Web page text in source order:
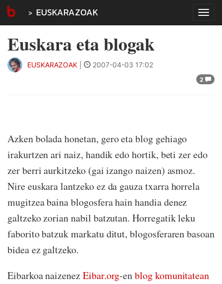
EUSKARAZOAK
Euskara eta blogak
EUSKARAZOAK 2007-04-03 17:02
2
Azken bolada honetan, gero eta blog gehiago
irakurtzen ari naiz, handik edo hortik, beti zer edo
zer berri aurkitzeko (gai izango naizen) asmoz.
Nire euskara lantzeko ez da gauza txarra horrela
mugitzea baina blogosfera hain handia denez
galtzeko zorian nabil batzutan. Horregatik leku
faborito batzuk markatu ditut, blogosferaren basoan
bidea ez galtzeko.
Eibarkoa naizenezEibar.org-enblog komunitatean